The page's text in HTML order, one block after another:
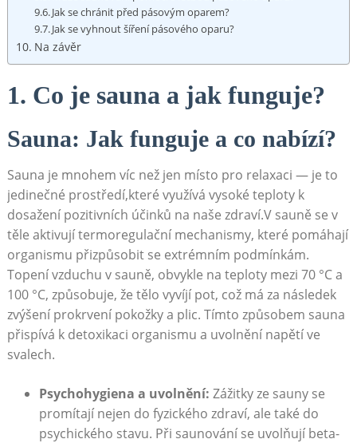
Jak se chránit před pásovým oparem?
Jak se vyhnout šíření pásového oparu?
Na závěr
1. Co je sauna a jak funguje?
Sauna: Jak funguje a co nabízí?
Sauna je mnohem víc než jen místo pro relaxaci — je to
jedinečné prostředí,které využívá vysoké teploty k
dosažení pozitivních účinků na naše zdraví.V sauně se v
těle aktivují termoregulační mechanismy, které pomáhají
organismu přizpůsobit se extrémním podmínkám.
Topení vzduchu v sauně, obvykle na teploty mezi 70 °C a
100 °C, způsobuje, že tělo vyvíjí pot, což má za následek
zvýšení prokrvení pokožky a plic. Tímto způsobem sauna
přispívá k detoxikaci organismu a uvolnění napětí ve
svalech.
Psychohygiena a uvolnění: Zážitky ze sauny se
promítají nejen do fyzického zdraví, ale také do
psychického stavu. Při saunování se uvolňují beta-